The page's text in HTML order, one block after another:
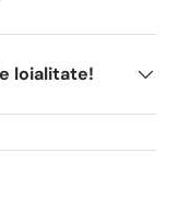
loialitate!